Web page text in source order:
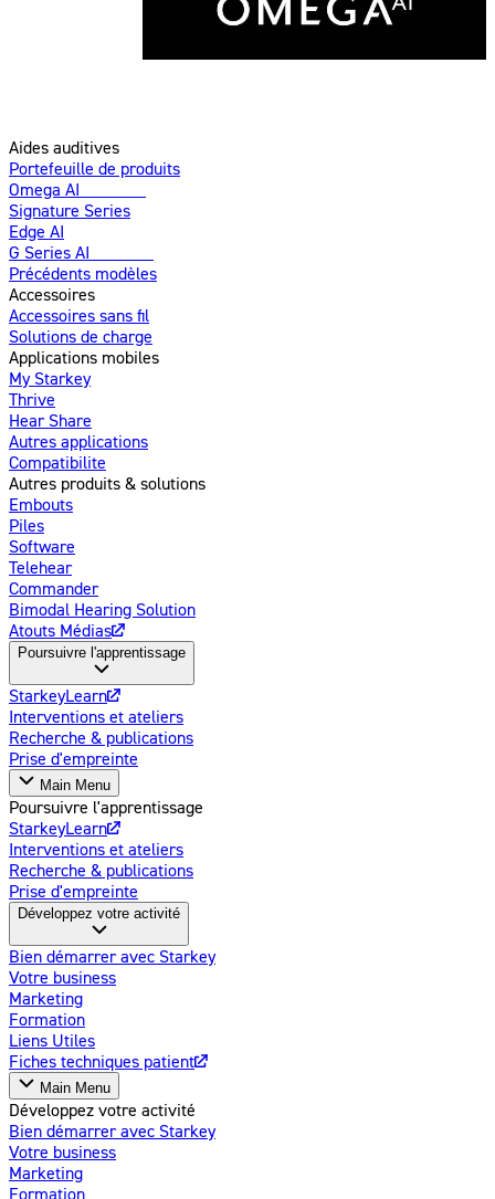
Aides auditives
Portefeuille de produits
Omega AI
Signature Series
Edge AI
G Series AI
Précédents modèles
Accessoires
Accessoires sans fil
Solutions de charge
Applications mobiles
My Starkey
Thrive
Hear Share
Autres applications
Compatibilite
Autres produits & solutions
Embouts
Piles
Software
Telehear
Commander
Bimodal Hearing Solution
Atouts Médias
Poursuivre l'apprentissage
StarkeyLearn
Interventions et ateliers
Recherche & publications
Prise d'empreinte
Main Menu
Poursuivre l'apprentissage
StarkeyLearn
Interventions et ateliers
Recherche & publications
Prise d'empreinte
Développez votre activité
Bien démarrer avec Starkey
Votre business
Marketing
Formation
Liens Utiles
Fiches techniques patient
Main Menu
Développez votre activité
Bien démarrer avec Starkey
Votre business
Marketing
Formation